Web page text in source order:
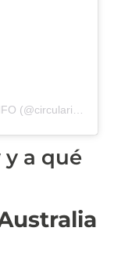
a qué